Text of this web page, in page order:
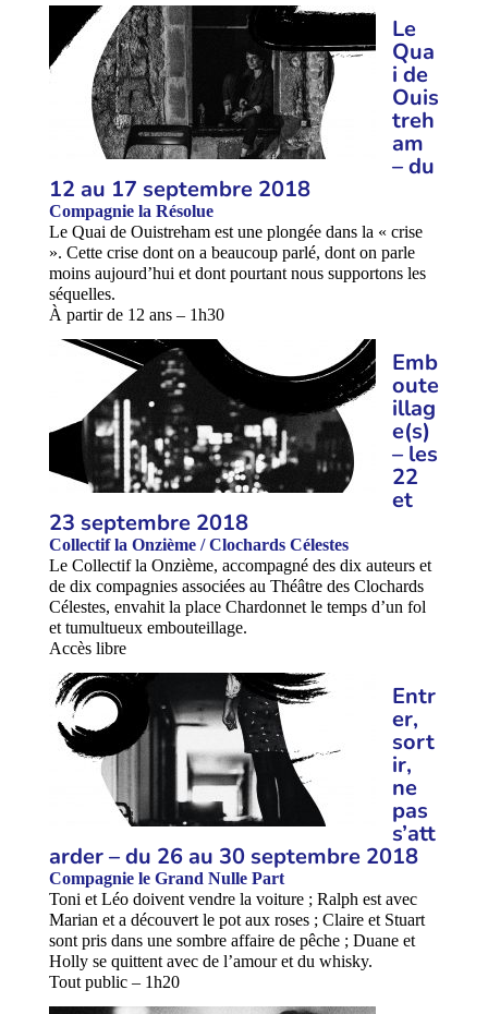
Le
Qua
i de
Ouis
treh
am
– du
12 au 17 septembre 2018
Compagnie la Résolue
Le Quai de Ouistreham est une plongée dans la « crise
». Cette crise dont on a beaucoup parlé, dont on parle
moins aujourd’hui et dont pourtant nous supportons les
séquelles.
À partir de 12 ans – 1h30
Emb
oute
illag
e(s)
– les
22
et
23 septembre 2018
Collectif la Onzième / Clochards Célestes
Le Collectif la Onzième, accompagné des dix auteurs et
de dix compagnies associées au Théâtre des Clochards
Célestes, envahit la place Chardonnet le temps d’un fol
et tumultueux embouteillage.
Accès libre
Entr
er,
sort
ir,
ne
pas
s’att
arder – du 26 au 30 septembre 2018
Compagnie le Grand Nulle Part
Toni et Léo doivent vendre la voiture ; Ralph est avec
Marian et a découvert le pot aux roses ; Claire et Stuart
sont pris dans une sombre affaire de pêche ; Duane et
Holly se quittent avec de l’amour et du whisky.
Tout public – 1h20